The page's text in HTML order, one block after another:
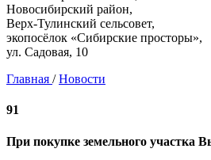
Новосибирский район,
Верх-Тулинский сельсовет,
экопосёлок «Сибирские просторы»,
ул. Садовая, 10
Главная / Новости
91
При покупке земельного участка